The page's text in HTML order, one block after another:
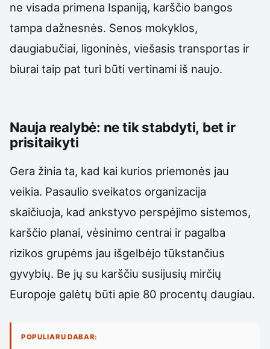
ne visada primena Ispaniją, karščio bangos
tampa dažnesnės. Senos mokyklos,
daugiabučiai, ligoninės, viešasis transportas ir
biurai taip pat turi būti vertinami iš naujo.
Nauja realybė: ne tik stabdyti, bet ir
prisitaikyti
Gera žinia ta, kad kai kurios priemonės jau
veikia. Pasaulio sveikatos organizacija
skaičiuoja, kad ankstyvo perspėjimo sistemos,
karščio planai, vėsinimo centrai ir pagalba
rizikos grupėms jau išgelbėjo tūkstančius
gyvybių. Be jų su karščiu susijusių mirčių
Europoje galėtų būti apie 80 procentų daugiau.
POPULIARU DABAR: